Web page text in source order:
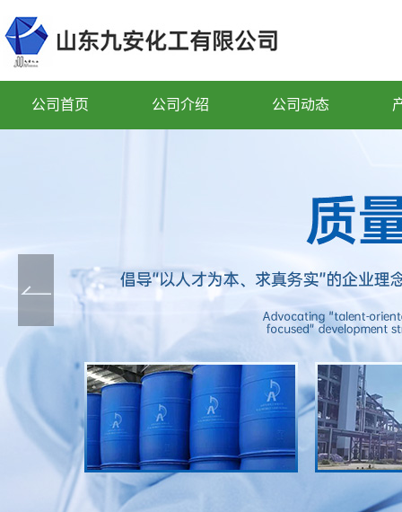
公司首页 公司介绍 公司动态